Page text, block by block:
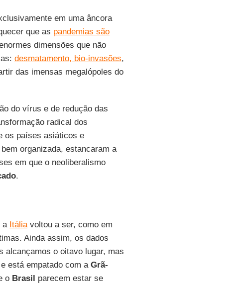
em uma âncora
que as pandemias são
dimensões que não
desmatamento, bio-invasões,
das imensas megalópoles do
do vírus e de redução das
radical dos
os países asiáticos e
organizada, estancaram a
em que o neoliberalismo
.
a Itáliavoltou a ser, como em
Ainda assim, os dados
alcançamos o oitavo lugar, mas
está empatado com a Grã-
o Brasil parecem estar se